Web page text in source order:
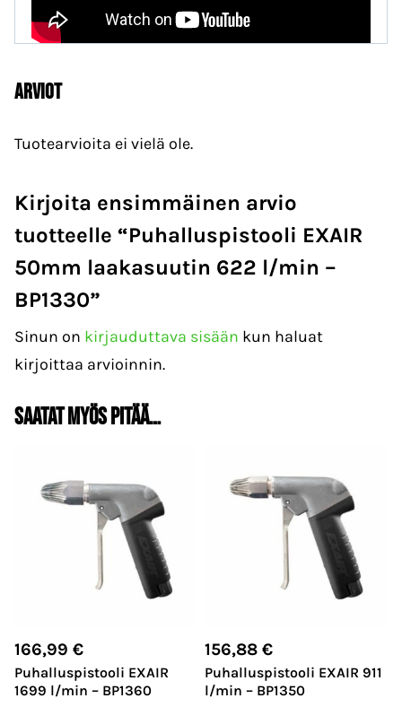
Arviot
Tuotearvioita ei vielä ole.
Kirjoita ensimmäinen arvio
tuotteelle “Puhalluspistooli EXAIR
50mm laakasuutin 622 l/min –
BP1330”
Sinun on kirjauduttava sisään kun haluat
kirjoittaa arvioinnin.
Saatat myös pitää…
166,99 €
Puhalluspistooli EXAIR
1699 l/min – BP1360
156,88 €
Puhalluspistooli EXAIR 911
l/min – BP1350